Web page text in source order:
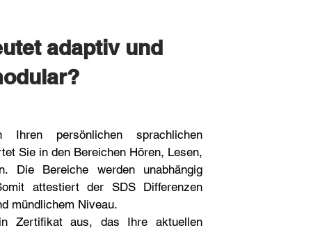
adaptiv und
lar?
persönlichen sprachlichen
Sie in den Bereichen Hören, Lesen,
Die Bereiche werden unabhängig
attestiert der SDS Differenzen
mündlichem Niveau.
Zertifikat aus, das Ihre aktuellen